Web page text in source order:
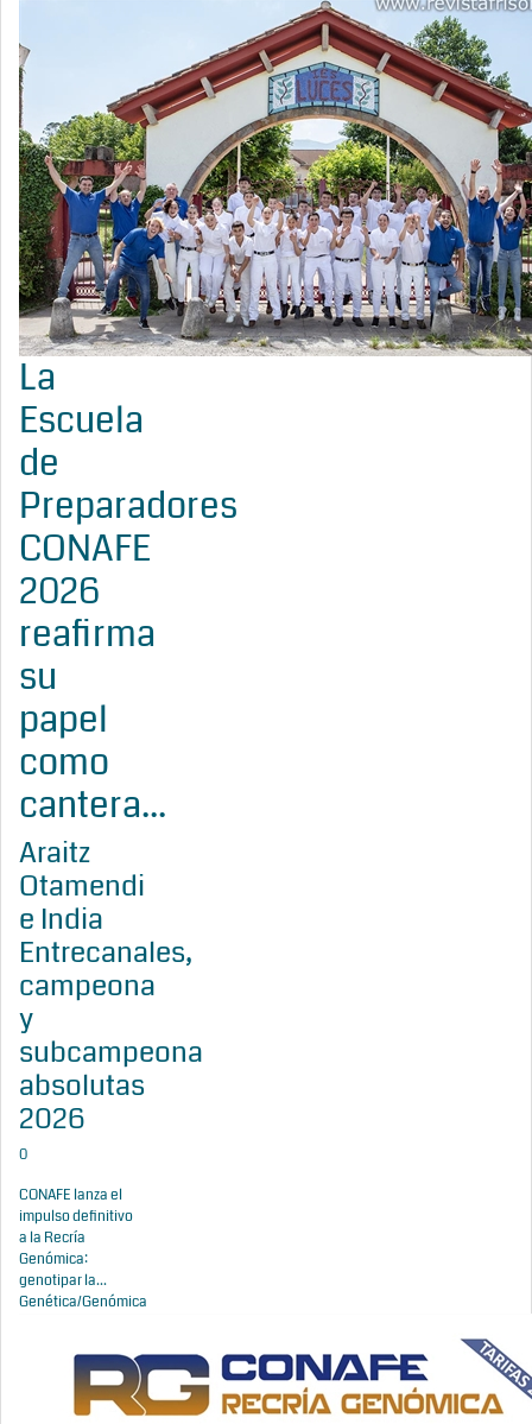
La
Escuela
de
Preparadores
CONAFE
2026
reafirma
su
papel
como
cantera...
Araitz
Otamendi
e India
Entrecanales,
campeona
y
subcampeona
absolutas
2026
0
CONAFE lanza el
impulso definitivo
a la Recría
Genómica:
genotipar la...
Genética/Genómica